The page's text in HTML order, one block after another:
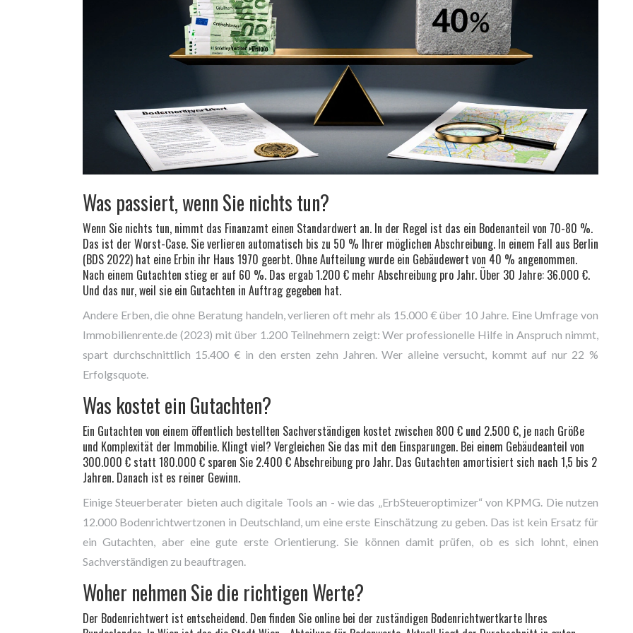
Was passiert, wenn Sie nichts tun?
Wenn Sie nichts tun, nimmt das Finanzamt einen Standardwert an. In der Regel ist das ein Bodenanteil von 70-80 %.
Das ist der Worst-Case. Sie verlieren automatisch bis zu 50 % Ihrer möglichen Abschreibung. In einem Fall aus Berlin
(BDS 2022) hat eine Erbin ihr Haus 1970 geerbt. Ohne Aufteilung wurde ein Gebäudewert von 40 % angenommen.
Nach einem Gutachten stieg er auf 60 %. Das ergab 1.200 € mehr Abschreibung pro Jahr. Über 30 Jahre: 36.000 €.
Und das nur, weil sie ein Gutachten in Auftrag gegeben hat.
Andere Erben, die ohne Beratung handeln, verlieren oft mehr als 15.000 € über 10 Jahre. Eine Umfrage von
Immobilienrente.de (2023) mit über 1.200 Teilnehmern zeigt: Wer professionelle Hilfe in Anspruch nimmt,
spart durchschnittlich 15.400 € in den ersten zehn Jahren. Wer alleine versucht, kommt auf nur 22 %
Erfolgsquote.
Was kostet ein Gutachten?
Ein Gutachten von einem öffentlich bestellten Sachverständigen kostet zwischen 800 € und 2.500 €, je nach Größe
und Komplexität der Immobilie. Klingt viel? Vergleichen Sie das mit den Einsparungen. Bei einem Gebäudeanteil von
300.000 € statt 180.000 € sparen Sie 2.400 € Abschreibung pro Jahr. Das Gutachten amortisiert sich nach 1,5 bis 2
Jahren. Danach ist es reiner Gewinn.
Einige Steuerberater bieten auch digitale Tools an - wie das „ErbSteueroptimizer“ von KPMG. Die nutzen
12.000 Bodenrichtwertzonen in Deutschland, um eine erste Einschätzung zu geben. Das ist kein Ersatz für
ein Gutachten, aber eine gute erste Orientierung. Sie können damit prüfen, ob es sich lohnt, einen
Sachverständigen zu beauftragen.
Woher nehmen Sie die richtigen Werte?
Der Bodenrichtwert ist entscheidend. Den finden Sie online bei der zuständigen Bodenrichtwertkarte Ihres